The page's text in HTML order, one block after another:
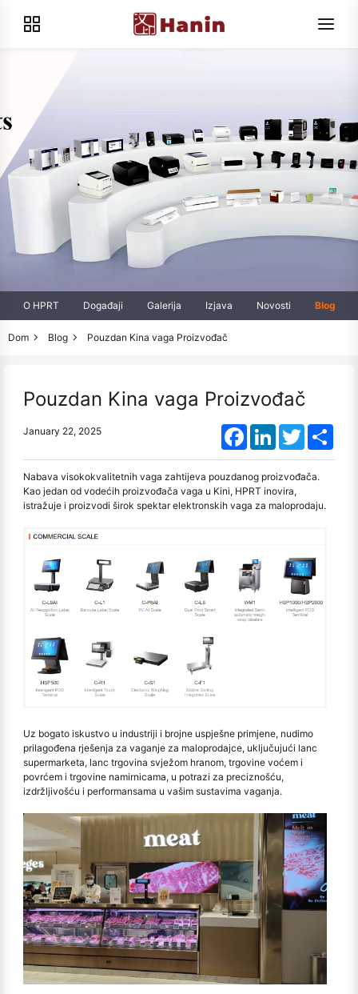
O HPRT Događaji Galerija Izjava Novosti Blog
Dom Blog Pouzdan Kina vaga Proizvođač
Pouzdan Kina vaga Proizvođač
January 22, 2025 FacebookLinkedInTwitter
Nabava visokokvalitetnih vaga zahtijeva pouzdanog proizvođača.
Kao jedan od vodećih proizvođača vaga u Kini, HPRT inovira,
istražuje i proizvodi širok spektar elektronskih vaga za maloprodaju.
Uz bogato iskustvo u industriji i brojne uspješne primjene, nudimo
prilagođena rješenja za vaganje za maloprodajce, uključujući lanc
supermarketa, lanc trgovina svježom hranom, trgovine voćem i
povrćem i trgovine namirnicama, u potrazi za preciznošću,
izdržljivošću i performansama u vašim sustavima vaganja.